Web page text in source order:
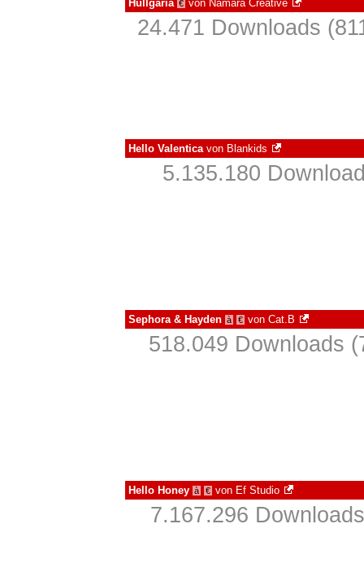
Hullgaria € von Namara Creative
24.471 Downloads
Hello Valenticavon Blankids
5.135.180
Sephora & Hayden à € von Cat.B
518.049 Downloads
Hello Honey à € von Ef Studio
7.167.296